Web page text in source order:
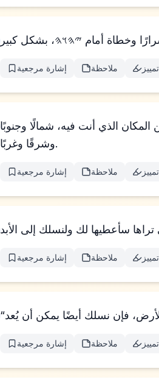
إشارة مرجعية ملاحظة تمييز
الذي أنت فيه، شمالًا وجنوبًا
وشرقًا وغربًا.
إشارة مرجعية ملاحظة تمييز
إشارة مرجعية ملاحظة تمييز
إشارة مرجعية ملاحظة تمييز